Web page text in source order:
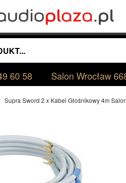
60 58 Salon Wrocław
Supra Sword 2 x Kabel Głośnikowy 4m